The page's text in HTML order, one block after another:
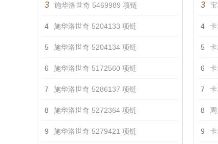
3 施华洛世奇 5469989 项链
4 施华洛世奇 5204133 项链
5 施华洛世奇 5204134 项链
6 施华洛世奇 5172560 项链
7 施华洛世奇 5286137 项链
8 施华洛世奇 5272364 项链
9 施华洛世奇 5279421 项链
3
4
5
6
7
8
9